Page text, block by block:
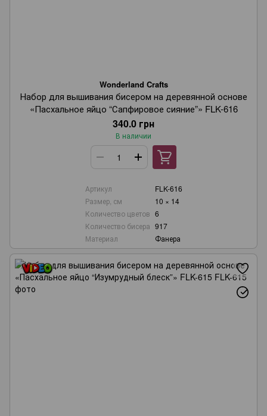
Wonderland Crafts
Набор для вышивания бисером на деревянной основе
«Пасхальное яйцо “Сапфировое сияние”» FLK-616
340.0 грн
В наличии
Артикул
FLK-616
Размер, см
10 × 14
Количество цветов 6
Количество бисера 917
Материал
Фанера